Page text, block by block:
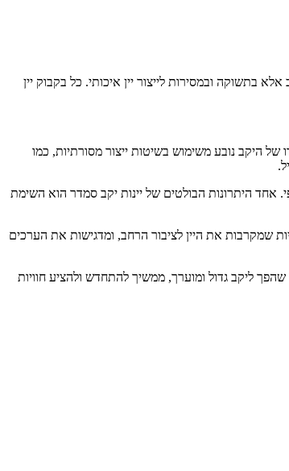
בתשוקה ובמסירות לייצור יין איכותי. כל בקבוק יין
היקב נובע משימוש בשיטות ייצור מסורתיות, כמו
היתרונות הבולטים של יינות יקב סמדר הוא השימת
שמקרבות את היין לציבור הרחב, ומדגישות את הערכים
ליקב גדול ומוערך, ממשיך להתחדש ולהציע חוויות